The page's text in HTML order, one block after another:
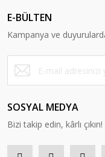
E-BÜLTEN
Kampanya ve
SOSYAL MEDYA
Bizi takip edin, kârlı çıkın!